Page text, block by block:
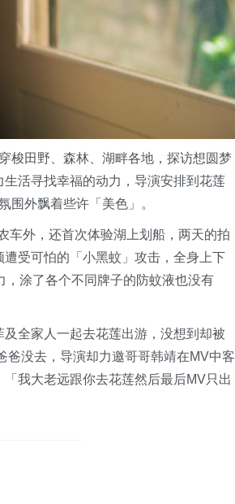
梭田野、森林、湖畔各地，探访想圆梦
活寻找幸福的动力，导演安排到花莲
围外飘着些许「美色」。
车外，还首次体验湖上划船，两天的拍
受可怕的「小黑蚊」攻击，全身上下
涂了各个不同牌子的防蚊液也没有
全家人一起去花莲出游，没想到却被
爸没去，导演却力邀哥哥韩靖在MV中客
我大老远跟你去花莲然后最后MV只出